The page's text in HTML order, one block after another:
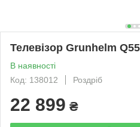
Телевізор Grunhelm
В наявності
Код: 138012
Роздріб
22 899 ₴